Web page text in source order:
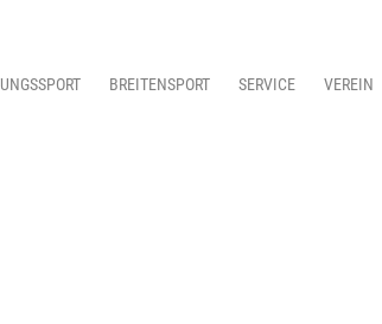
BREITENSPORT SERVICE VEREIN